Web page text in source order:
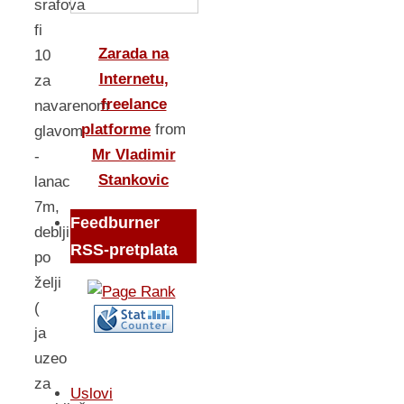
srafova
fi
10
za
navarenom
glavom
-
lanac
7m,
debljina
po
želji
(
ja
uzeo
za
Zarada na
Internetu,
freelance
platforme from
Mr Vladimir
Stankovic
Feedburner
RSS-pretplata
Uslovi